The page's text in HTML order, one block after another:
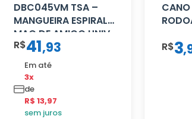
DBC045VM TSA –
MANGUEIRA ESPIRAL
MAO DE AMIGO UNIV
16 MM 4.5MTS
VERMELHA
R$41,93
Em até
3x
de
R$ 13,97
sem juros
R$3,